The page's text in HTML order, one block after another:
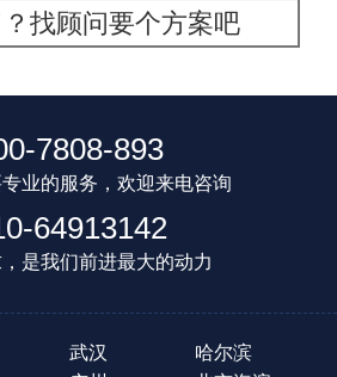
找顾问要个方案吧
7808-893
业的服务，欢迎来电咨询
64913142
是我们前进最大的动力
武汉
哈尔滨